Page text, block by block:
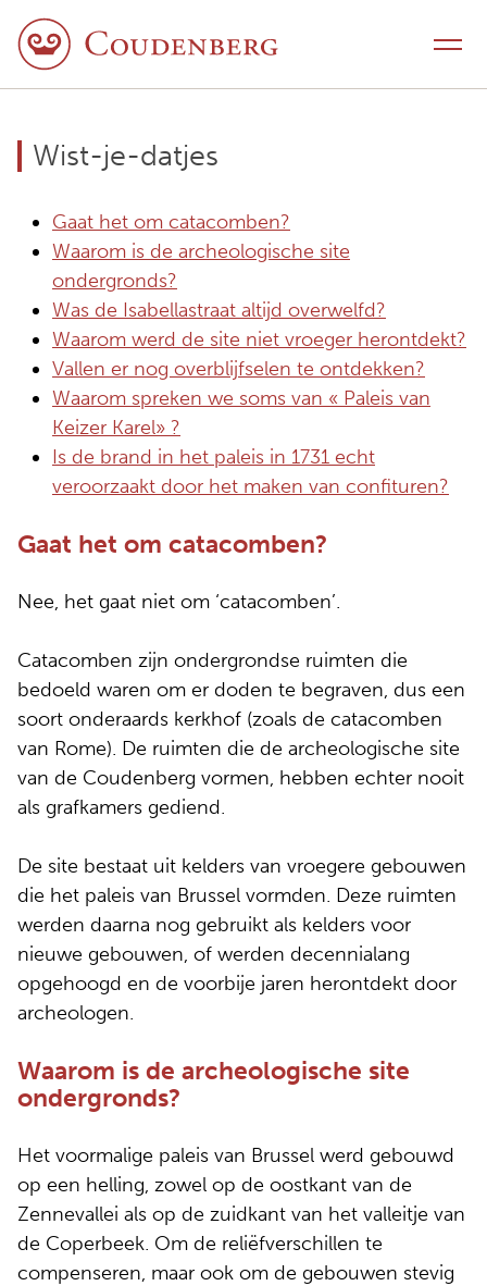
Wist-je-datjes
Gaat het om catacomben?
Waarom is de archeologische site
ondergronds?
Was de Isabellastraat altijd overwelfd?
Waarom werd de site niet vroeger herontdekt?
Vallen er nog overblijfselen te ontdekken?
Waarom spreken we soms van « Paleis van
Keizer Karel» ?
Is de brand in het paleis in 1731 echt
veroorzaakt door het maken van confituren?
Gaat het om catacomben?
Nee, het gaat niet om ‘catacomben’.
Catacomben zijn ondergrondse ruimten die
bedoeld waren om er doden te begraven, dus een
soort onderaards kerkhof (zoals de catacomben
van Rome). De ruimten die de archeologische site
van de Coudenberg vormen, hebben echter nooit
als grafkamers gediend.
De site bestaat uit kelders van vroegere gebouwen
die het paleis van Brussel vormden. Deze ruimten
werden daarna nog gebruikt als kelders voor
nieuwe gebouwen, of werden decennialang
opgehoogd en de voorbije jaren herontdekt door
archeologen.
Waarom is de archeologische site
ondergronds?
Het voormalige paleis van Brussel werd gebouwd
op een helling, zowel op de oostkant van de
Zennevallei als op de zuidkant van het valleitje van
de Coperbeek. Om de reliëfverschillen te
compenseren, maar ook om de gebouwen stevig